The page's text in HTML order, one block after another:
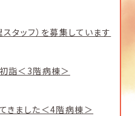
タッフ）を募集しています
詣＜3階病棟＞
きました＜4階病棟＞